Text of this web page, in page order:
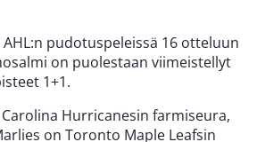
pudotuspeleissä 16 otteluun
on puolestaan viimeistellyt
1+1.
Hurricanesin farmiseura,
on Toronto Maple Leafsin